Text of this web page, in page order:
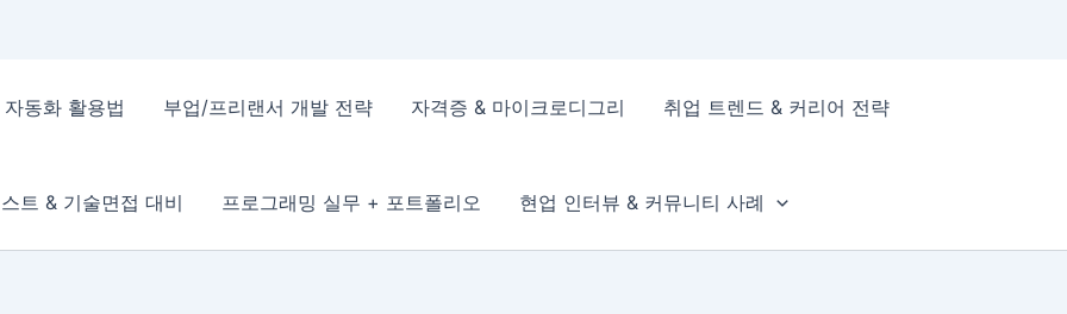
동화 활용법 부업/프리랜서 개발 전략 자격증 & 마이크로디그리 취업 트렌드 & 커리어 전략
트 & 기술면접 대비 프로그래밍 실무 + 포트폴리오 현업 인터뷰 & 커뮤니티 사례